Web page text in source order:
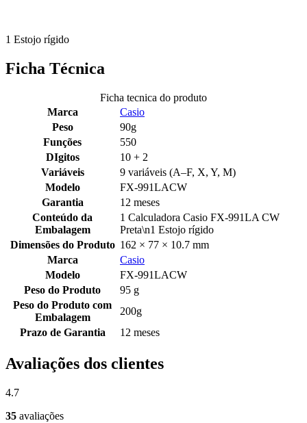
1 Estojo rígido
Ficha Técnica
Ficha tecnica do produto
Marca
Casio
Peso
90g
Funções
550
DIgitos
10 + 2
Variáveis
9 variáveis (A–F, X, Y, M)
Modelo
FX-991LACW
Garantia
12 meses
Conteúdo da
Embalagem
1 Calculadora Casio FX-991LA CW
Preta\n1 Estojo rígido
Dimensões do Produto 162 × 77 × 10.7 mm
Marca
Casio
Modelo
FX-991LACW
Peso do Produto
95 g
Peso do Produto com
Embalagem
200g
Prazo de Garantia
12 meses
Avaliações dos clientes
4.7
35 avaliações